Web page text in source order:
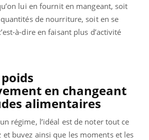
lui en fournit en mangeant, soit
de nourriture, soit en se
à-dire en faisant plus d’activité
en changeant
alimentaires
régime, l’idéal est de noter tout ce
et buvez ainsi que les moments et les